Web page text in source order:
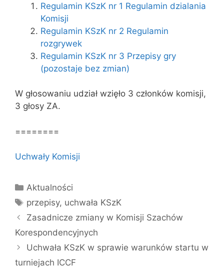
Regulamin KSzK nr 1 Regulamin dzialania
Komisji
Regulamin KSzK nr 2 Regulamin
rozgrywek
Regulamin KSzK nr 3 Przepisy gry
(pozostaje bez zmian)
W głosowaniu udział wzięło 3 członków komisji,
3 głosy ZA.
========
Uchwały Komisji
Kategorie
Aktualności
Tagi
przepisy, uchwała KSzK
Zasadnicze zmiany w Komisji Szachów
Korespondencyjnych
Uchwała KSzK w sprawie warunków startu w
turniejach ICCF